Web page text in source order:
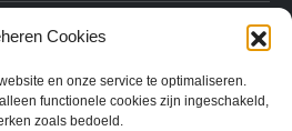
Cookies
en onze service te optimaliseren.
functionele cookies zijn ingeschakeld,
zoals bedoeld.